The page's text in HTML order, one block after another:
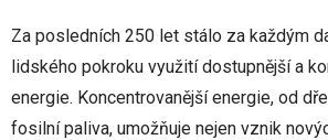
Za posledních 250 let stálo za každým
lidského pokroku využití dostupnější a
energie. Koncentrovanější energie, od
fosilní paliva, umožňuje nejen vznik